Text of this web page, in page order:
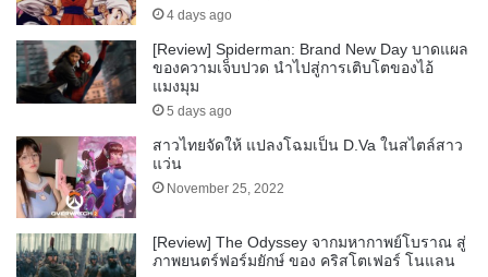
4 days ago
[Review] Spiderman: Brand New Day บาดแผล
ของความเจ็บปวด นำไปสู่การเติบโตของไอ้
แมงมุม
5 days ago
สาวไทยจัดให้ แปลงโฉมเป็น D.Va ในสไตล์สาว
แว่น
November 25, 2022
[Review] The Odyssey จากมหากาพย์โบราณ สู่
ภาพยนตร์ฟอร์มยักษ์ ของ คริสโตเฟอร์ โนแลน